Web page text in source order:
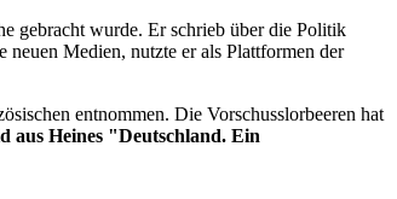
gebracht wurde. Er schrieb über die Politik
Medien, nutzte er als Plattformen der
entnommen. Die Vorschusslorbeeren hat
aus Heines "Deutschland. Ein